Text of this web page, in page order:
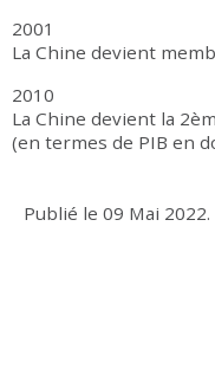
2001
La Chine devient
2010
La Chine devient la
(en termes de PIB en
Publié le 09 Mai 2022.